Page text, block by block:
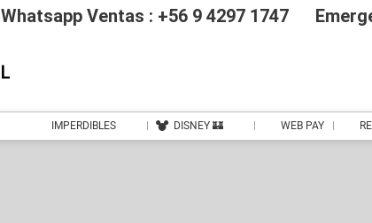
Whatsapp Ventas : +56 9 4297 1747
IMPERDIBLES DISNEY 🏰 WEB PAY